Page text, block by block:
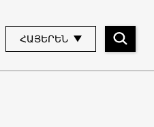
ՀԱՅԵՐԵՆ